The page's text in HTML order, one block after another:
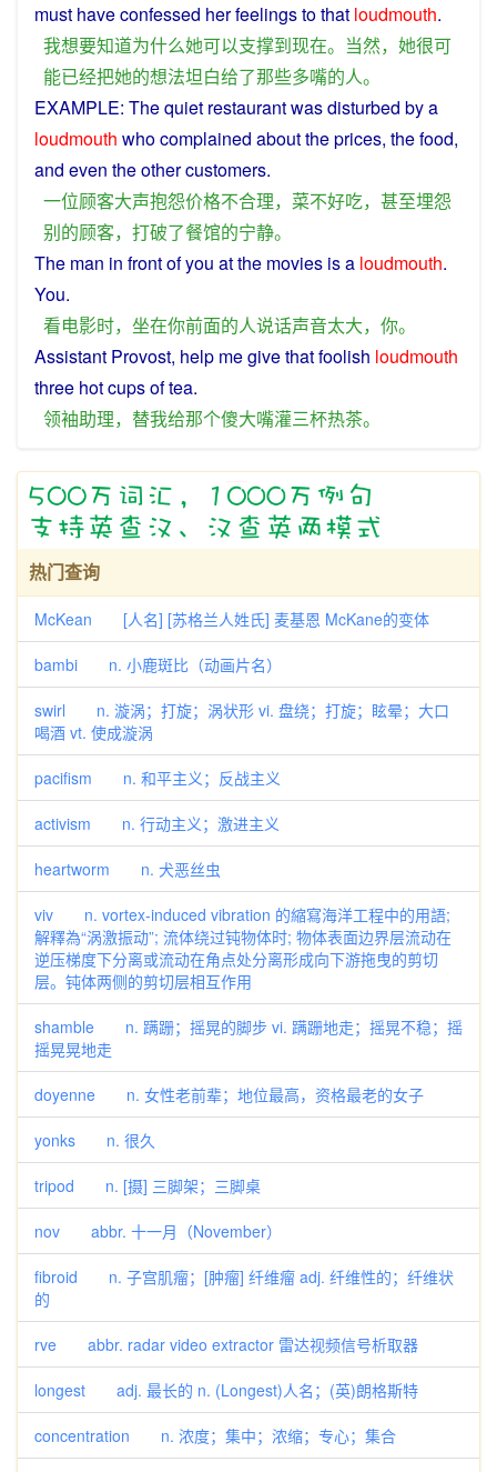
must haveconfessed herfeelingstothat loudmouth.
我想要知道为什么她可以支撑到现在。 当然， 她很可
能已经把她的想法坦白给了那些多嘴的人。
EXAMPLE: Thequiet restaurantwasdisturbed bya
loudmouth whocomplained abouttheprices, thefood,
and even theothercustomers.
一位顾客大声抱怨价格不合理， 菜不好吃， 甚至埋怨
别的顾客， 打破了餐馆的宁静。
The man in frontofyou atthe movies isa loudmouth.
You.
看电影时， 坐在你前面的人说话声音太大， 你。
Assistant Provost, help megivethatfoolish loudmouth
three hotcupsoftea.
领袖助理， 替我给那个傻大嘴灌三杯热茶。
热门查询
McKean [人名] [苏格兰人姓氏] 麦基恩 McKane的变体
bambi n. 小鹿斑比（动画片名）
swirl n. 漩涡；打旋；涡状形 vi. 盘绕；打旋；眩晕；大口
喝酒 vt. 使成漩涡
pacifism n. 和平主义；反战主义
activism n. 行动主义；激进主义
heartworm n. 犬恶丝虫
viv n. vortex-induced vibration 的縮寫海洋工程中的用語;
解釋為“涡激振动”; 流体绕过钝物体时; 物体表面边界层流动在
逆压梯度下分离或流动在角点处分离形成向下游拖曳的剪切
层。钝体两侧的剪切层相互作用
shamble n. 蹒跚；摇晃的脚步 vi. 蹒跚地走；摇晃不稳；摇
摇晃晃地走
doyenne n. 女性老前辈；地位最高，资格最老的女子
yonks n. 很久
tripod n. [摄] 三脚架；三脚桌
nov abbr. 十一月（November）
fibroid n. 子宫肌瘤；[肿瘤] 纤维瘤 adj. 纤维性的；纤维状
的
rve abbr. radar video extractor 雷达视频信号析取器
longest adj. 最长的 n. (Longest)人名；(英)朗格斯特
concentration n. 浓度；集中；浓缩；专心；集合